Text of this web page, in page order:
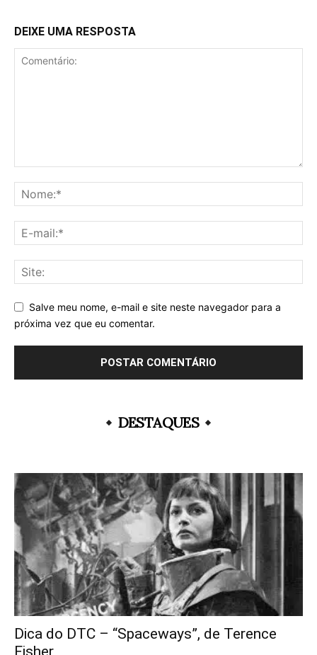
DEIXE UMA RESPOSTA
Salve meu nome, e-mail e site neste navegador para a
próxima vez que eu comentar.
DESTAQUES
Dica do DTC – “Spaceways”, de Terence
Fisher